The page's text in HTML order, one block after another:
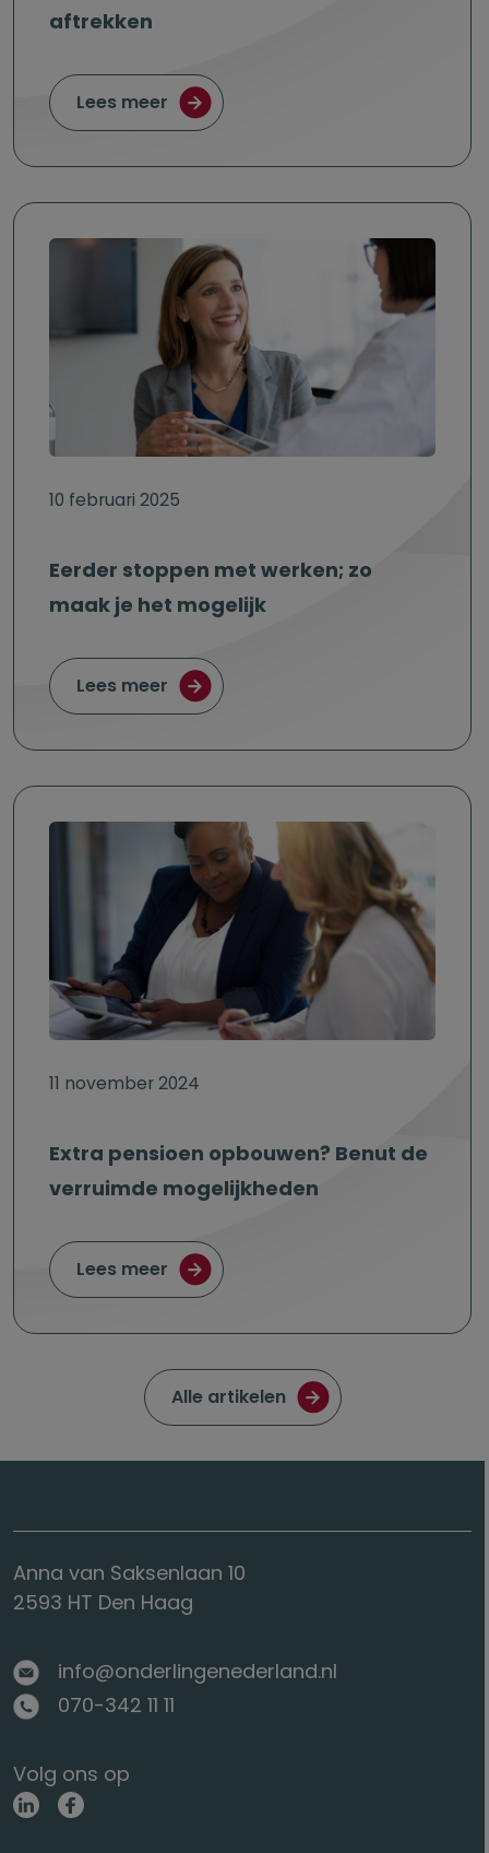
aftrekken
Lees meer over Lijfrente-uitkering
10 februari 2025
Eerder stoppen met werken; zo
maak je het mogelijk
Lees meer over Eerder stoppen met werken;
11 november 2024
Extra pensioen opbouwen? Benut de
verruimde mogelijkheden
Lees meer over Extra pensioen opbouwen?
Ga naar de pagina met
Alle artikelen
Anna van Saksenlaan 10
2593 HT Den Haag
info@onderlingenederland.nl
070-342 11 11
Volg ons op